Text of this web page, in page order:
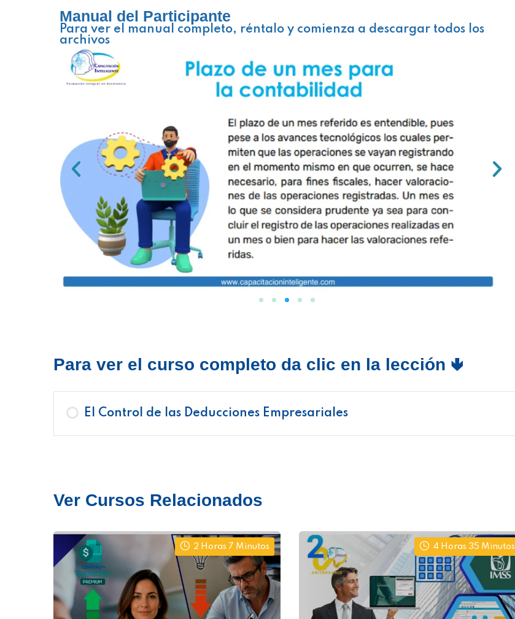
Manual del Participante
Para ver el manual completo, réntalo y comienza a descargar todos los
archivos
Para ver el curso completo da clic en la lección 🢃
El Control de las Deducciones Empresariales
Ver Cursos Relacionados
2 Horas 7 Minutos 4 Horas 35 Minutos